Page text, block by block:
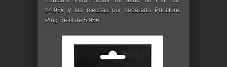
14.95€ y las mechas por separado Puncture
Plug Refill de 5.95€.